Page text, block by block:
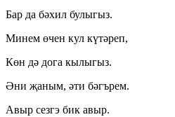
Бар да бәхил булыгыз.
Минем өчен кул күтәреп,
Көн дә дога кылыгыз.
Әни җаным, әти бәгърем.
Авыр сезгэ бик авыр.